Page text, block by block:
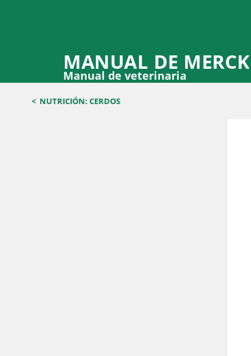
MANUAL DE MERCK
Manual de veterinaria
< NUTRICIÓN: CERDOS